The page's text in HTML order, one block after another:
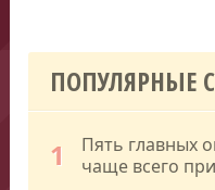
ПОПУЛЯРНЫЕ
1
Пять главных
чаще всего